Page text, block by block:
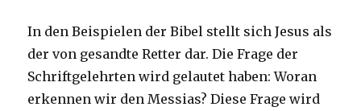
In den Beispielen der Bibel stellt sich Jesus als
der von gesandte Retter dar. Die Frage der
Schriftgelehrten wird gelautet haben: Woran
erkennen wir den Messias? Diese Frage wird